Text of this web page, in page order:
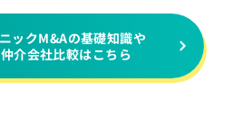
ックM&Aの基礎知識や
介会社比較はこちら